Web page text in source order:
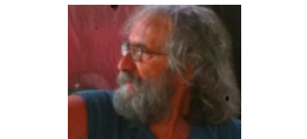
DEGENERAZIONE
GAZA FREESTYLE
CSOA LAMBRETTA
STUDENTI TSUNAMI
ZAM